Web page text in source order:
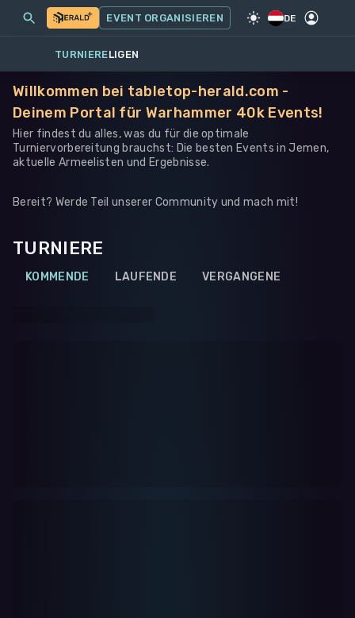
SPIEL·WARHAMMER 40K
MEINE EVENTS MEHR
EVENT ORGANISIEREN DE
TURNIERELIGEN
Willkommen bei tabletop-herald.com -
Deinem Portal für Warhammer 40k Events!
Hier findest du alles, was du für die optimale
Turniervorbereitung brauchst: Die besten Events in Jemen,
aktuelle Armeelisten und Ergebnisse.
Bereit? Werde Teil unserer Community und mach mit!
TURNIERE
KOMMENDE LAUFENDE VERGANGENE